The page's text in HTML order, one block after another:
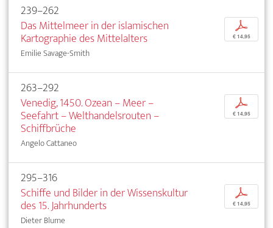
239–262
Das Mittelmeer in der islamischen
Kartographie des Mittelalters
Emilie Savage-Smith
p
€ 14,95
263–292
Venedig, 1450. Ozean – Meer –
Seefahrt – Welthandelsrouten –
Schiffbrüche
Angelo Cattaneo
p
€ 14,95
295–316
Schiffe und Bilder in der Wissenskultur
des 15. Jahrhunderts
Dieter Blume
p
€ 14,95